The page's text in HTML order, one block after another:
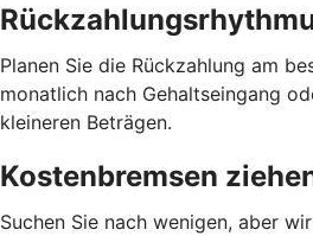
Planen Sie die Rückzahlung am
monatlich nach Gehaltseingang
kleineren Beträgen.
Kostenbremsen
Suchen Sie nach wenigen, aber